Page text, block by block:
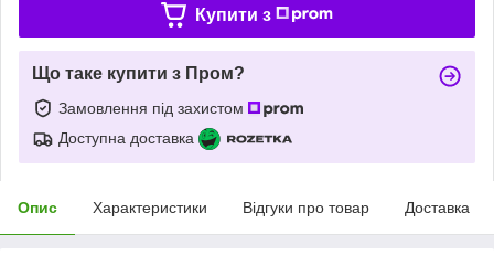
Купити з
Що таке купити з Пром?
Замовлення під захистом
Доступна доставка
Опис Характеристики Відгуки про товар Доставка